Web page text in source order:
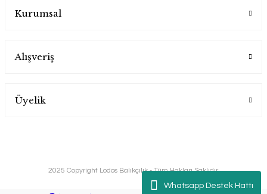
Whatsapp Destek Hattı
Kurumsal
Alışveriş
Üyelik
2025 Copyright Lodos Balıkçılık - Tüm Hakları Saklıdır.